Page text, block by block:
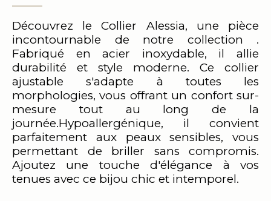
Découvrez le Collier Alessia, une pièce
incontournable de notre collection .
Fabriqué en acier inoxydable, il allie
durabilité et style moderne. Ce collier
ajustable s'adapte à toutes les
morphologies, vous offrant un confort sur-
mesure tout au long de la
journée.Hypoallergénique, il convient
parfaitement aux peaux sensibles, vous
permettant de briller sans compromis.
Ajoutez une touche d'élégance à vos
tenues avec ce bijou chic et intemporel.